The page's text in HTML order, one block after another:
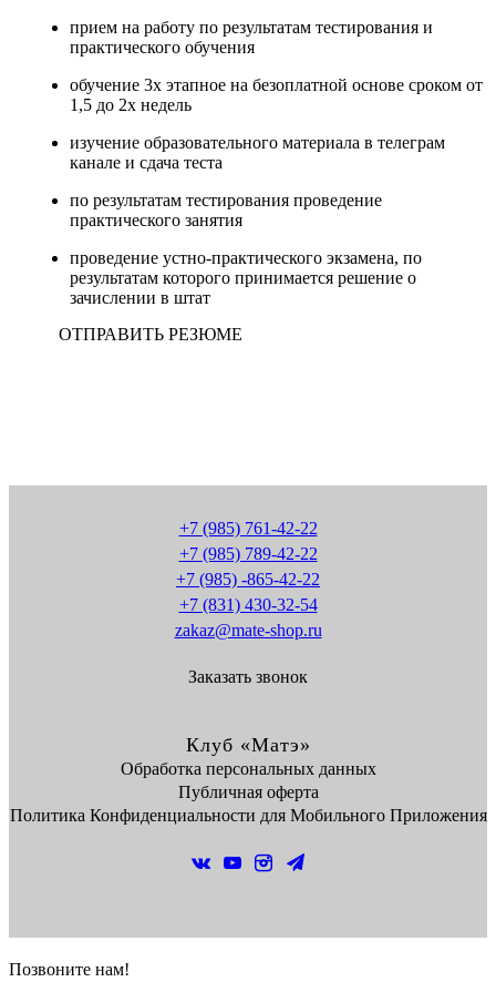
прием на работу по результатам тестирования и
практического обучения
обучение 3х этапное на безоплатной основе сроком от
1,5 до 2х недель
изучение образовательного материала в телеграм
канале и сдача теста
по результатам тестирования проведение
практического занятия
проведение устно-практического экзамена, по
результатам которого принимается решение о
зачислении в штат
ОТПРАВИТЬ РЕЗЮМЕ
+7 (985) 761-42-22
+7 (985) 789-42-22
+7 (985) -865-42-22
+7 (831) 430-32-54
zakaz@mate-shop.ru
Заказать звонок
Клуб «Матэ»
Обработка персональных данных
Публичная оферта
Политика Конфиденциальности для Мобильного Приложения
Позвоните нам!